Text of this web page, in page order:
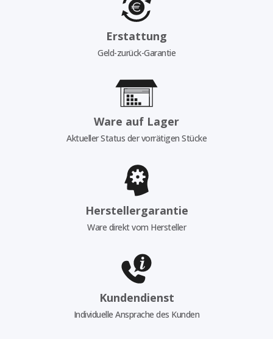
Erstattung
Geld-zurück-Garantie
Ware auf Lager
Aktueller Status der vorrätigen Stücke
Herstellergarantie
Ware direkt vom Hersteller
Kundendienst
Individuelle Ansprache des Kunden